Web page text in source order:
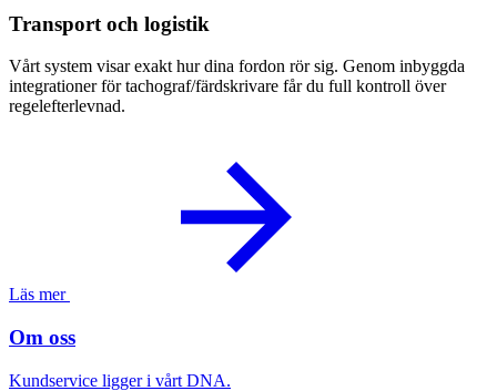
Transport och logistik
Vårt system visar exakt hur dina fordon rör sig. Genom inbyggda
integrationer för tachograf/färdskrivare får du full kontroll över
regelefterlevnad.
Läs mer
Om oss
Kundservice ligger i vårt DNA.